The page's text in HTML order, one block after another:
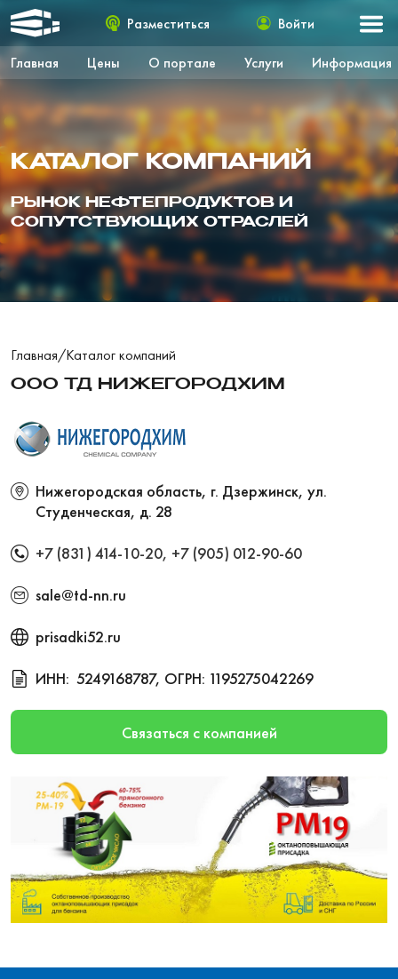
Главная Цены О портале Услуги Информация
Разместиться Войти
КАТАЛОГ КОМПАНИЙ
РЫНОК НЕФТЕПРОДУКТОВ И
СОПУТСТВУЮЩИХ ОТРАСЛЕЙ
Главная/Каталог компаний
ООО ТД НИЖЕГОРОДХИМ
Нижегородская область, г. Дзержинск, ул.
Студенческая, д. 28
+7 (831) 414-10-20, +7 (905) 012-90-60
sale@td-nn.ru
prisadki52.ru
ИНН: 5249168787, ОГРН: 1195275042269
Связаться с компанией